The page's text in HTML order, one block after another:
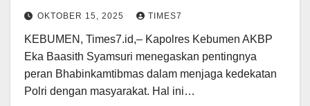
OKTOBER 15, 2025 TIMES7
KEBUMEN, Times7.id,– Kapolres Kebumen AKBP
Eka Baasith Syamsuri menegaskan pentingnya
peran Bhabinkamtibmas dalam menjaga kedekatan
Polri dengan masyarakat. Hal ini…